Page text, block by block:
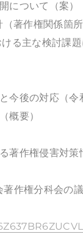
について（案）
著作権関係箇所
る主な検討課題
後の対応（令
概要）
著作権侵害対策
作権分科会の